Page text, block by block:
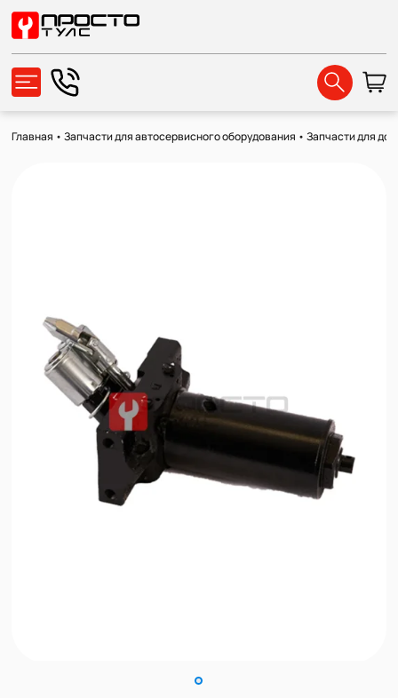
Главная •Запчасти для автосервисного оборудования •Запчасти для